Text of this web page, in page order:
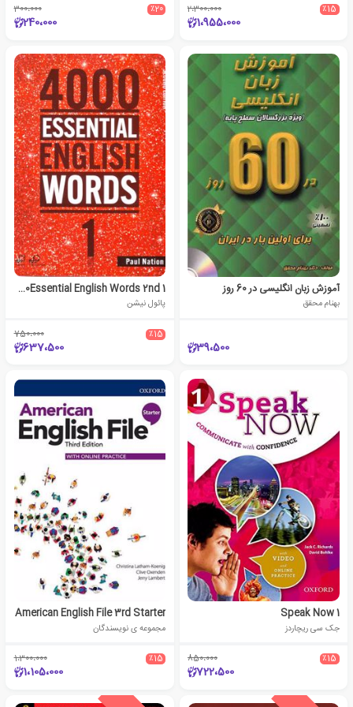
٪15 2،300،000
1،955،000
٪20 300،000
240،000
آموزش زبان انگلیسی در 60 روز
بهنام محقق
39،500
4000Essential English Words 2nd 1
پائول نیشن
٪15 750،000
637،500
Speak Now 1
جک سی ریچاردز
٪15 850،000
722،500
American English File 3rd Starter
مجموعه ی نویسندگان
٪15 1،300،000
1،105،000